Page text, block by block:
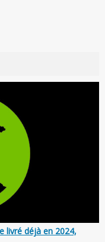
livré déjà en 2024,